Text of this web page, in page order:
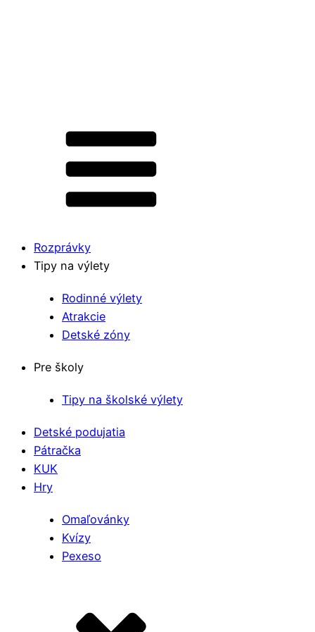
Rozprávky
Tipy na výlety
Rodinné výlety
Atrakcie
Detské zóny
Pre školy
Tipy na školské výlety
Detské podujatia
Pátračka
KUK
Hry
Omaľovánky
Kvízy
Pexeso